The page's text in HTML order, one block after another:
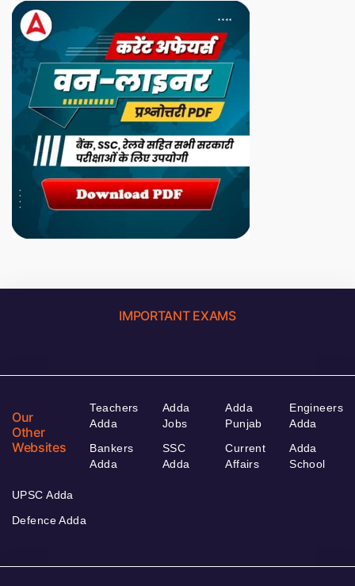
IMPORTANT EXAMS
Our
Other
Websites
Teachers
Adda
Bankers
Adda
Adda
Jobs
SSC
Adda
Adda
Punjab
Current
Affairs
Engineers
Adda
Adda
School
UPSC Adda
Defence Adda